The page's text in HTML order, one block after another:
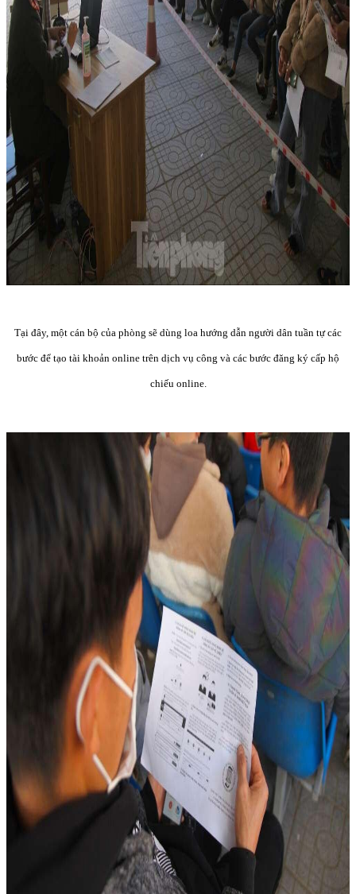
Tại đây, một cán bộ của phòng sẽ dùng loa hướng dẫn người dân tuần tự các
bước để tạo tài khoản online trên dịch vụ công và các bước đăng ký cấp hộ
chiếu online.